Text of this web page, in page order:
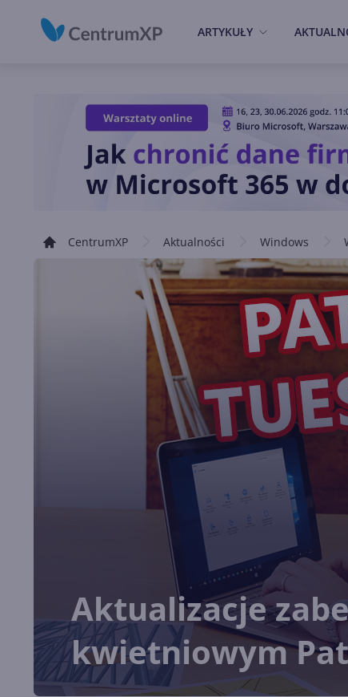
ARTYKUŁY
CentrumXP Aktualności Windows
Aktualizacje
kwietniowym